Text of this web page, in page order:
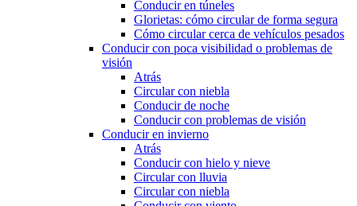
Conducir en túneles
Glorietas: cómo circular de forma segura
Cómo circular cerca de vehículos pesados
Conducir con poca visibilidad o problemas de
visión
Atrás
Circular con niebla
Conducir de noche
Conducir con problemas de visión
Conducir en invierno
Atrás
Conducir con hielo y nieve
Circular con lluvia
Circular con niebla